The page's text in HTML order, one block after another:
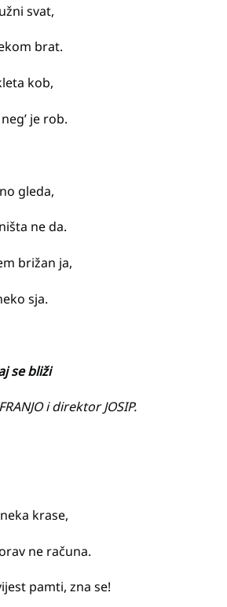
svat,
brat.
kob,
je rob.
gleda,
ne da.
brižan ja,
sja.
se bliži
i direktor JOSIP.
krase,
ne računa.
pamti, zna se!